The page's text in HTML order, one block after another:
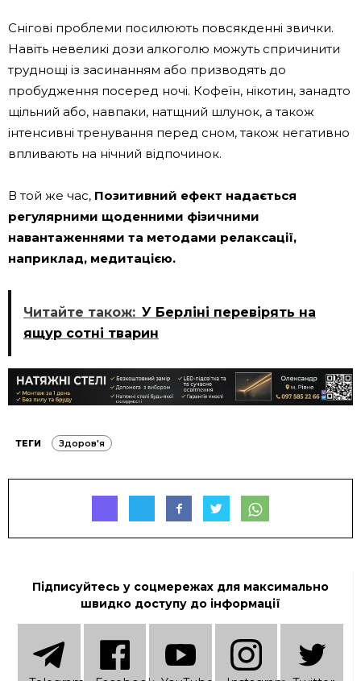
Снігові проблеми посилюють повсякденні звички.
Навіть невеликі дози алкоголю можуть спричинити
труднощі із засинанням або призводять до
пробудження посеред ночі. Кофеїн, нікотин, занадто
щільний або, навпаки, натщний шлунок, а також
інтенсивні тренування перед сном, також негативно
впливають на нічний відпочинок.
В той же час, Позитивний ефект надається
регулярними щоденними фізичними
навантаженнями та методами релаксації,
наприклад, медитацією.
Читайте також: У Берліні перевірять на
ящур сотні тварин
ТЕГИ Здоров'я
Підписуйтесь у соцмережах для максимально
швидко доступу до інформації